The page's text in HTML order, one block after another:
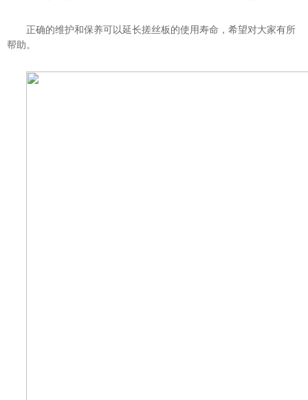
正确的维护和保养可以延长搓丝板的使用寿命，希望对大家有所
帮助。